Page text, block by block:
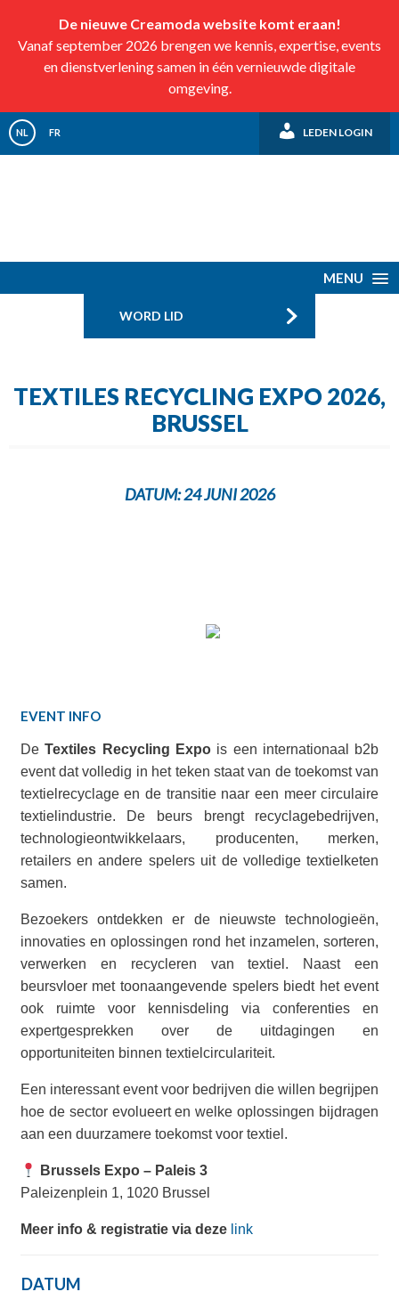
De nieuwe Creamoda website komt eraan!
Vanaf september 2026 brengen we kennis, expertise, events
en dienstverlening samen in één vernieuwde digitale
omgeving.
NL FR LEDEN LOGIN
MENU
WORD LID
TEXTILES RECYCLING EXPO 2026,
BRUSSEL
DATUM:24 JUNI 2026
EVENT INFO
DeTextiles Recycling Expois een internationaal b2b
event dat volledig in het teken staat van de toekomst van
textielrecyclage en de transitie naar een meer circulaire
textielindustrie. De beurs brengt recyclagebedrijven,
technologieontwikkelaars, producenten, merken,
retailers en andere spelers uit de volledige textielketen
samen.
Bezoekers ontdekken er de nieuwste technologieën,
innovaties en oplossingen rond het inzamelen, sorteren,
verwerken en recycleren van textiel. Naast een
beursvloer met toonaangevende spelers biedt het event
ook ruimte voor kennisdeling via conferenties en
expertgesprekken over de uitdagingen en
opportuniteiten binnen textielcirculariteit.
Een interessant event voor bedrijven die willen begrijpen
hoe de sector evolueert en welke oplossingen bijdragen
aan een duurzamere toekomst voor textiel.
Brussels Expo – Paleis 3
Paleizenplein 1, 1020 Brussel
Meer info & registratie via deze link
DATUM